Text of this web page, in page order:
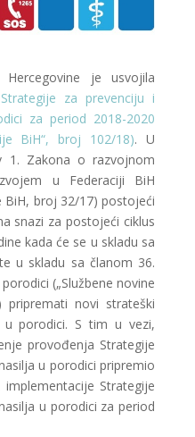
je usvojila
za prevenciju i
za period 2018-2020
BiH“, broj 102/18). U
1. Zakona o razvojnom
u Federaciji BiH
BiH, broj 32/17) postojeći
snazi za postojeći ciklus
kada će se u skladu sa
u skladu sa članom 36.
(„Službene novine
pripremati novi strateški
porodici. S tim u vezi,
provođenja Strategije
u porodici pripremio
Strategije
u porodici za period